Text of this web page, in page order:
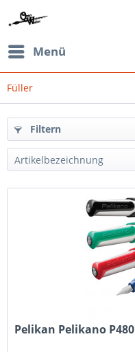
Menü
Füller
Filtern
Pelikan Pelikano P480